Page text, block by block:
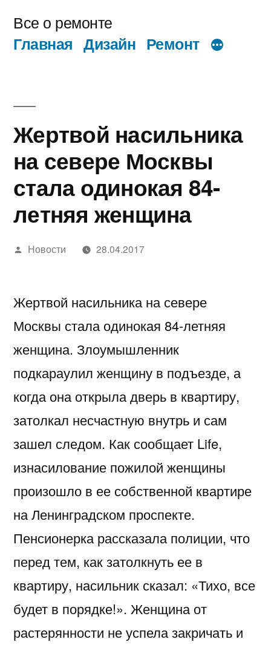
содержимому
Все о ремонте
Главная Дизайн Ремонт
Жертвой насильника
на севере Москвы
стала одинокая 84-
летняя женщина
Написано
Новости 28.04.2017
Жертвой насильника на севере
Москвы стала одинокая 84-летняя
женщина. Злоумышленник
подкараулил женщину в подъезде, а
когда она открыла дверь в квартиру,
затолкал несчастную внутрь и сам
зашел следом. Как сообщает Life,
изнасилование пожилой женщины
произошло в ее собственной квартире
на Ленинградском проспекте.
Пенсионерка рассказала полиции, что
перед тем, как затолкнуть ее в
квартиру, насильник сказал: «Тихо, все
будет в порядке!». Женщина от
растерянности не успела закричать и